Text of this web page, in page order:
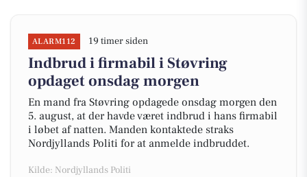
ALARM112 19 timer siden
Indbrud i firmabil i Støvring
opdaget onsdag morgen
En mand fra Støvring opdagede onsdag morgen den
5. august, at der havde været indbrud i hans firmabil
i løbet af natten. Manden kontaktede straks
Nordjyllands Politi for at anmelde indbruddet.
Kilde: Nordjyllands Politi